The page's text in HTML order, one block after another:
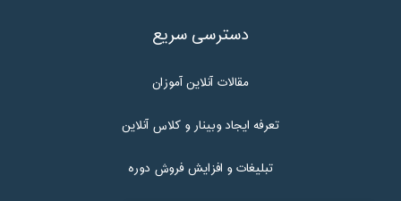
دسترسی سریع
مقالات آنلاین آموزان
تعرفه ایجاد وبینار و کلاس آنلاین
تبلیغات و افزایش فروش دوره